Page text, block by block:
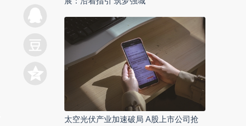
太空光伏产业加速破局 A股上市公司抢